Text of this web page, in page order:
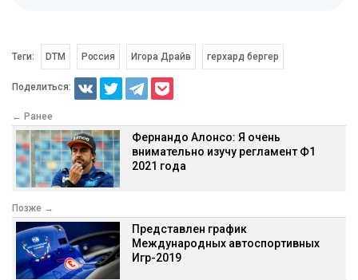
Теги: DTM Россия Игора Драйв герхард бергер
Поделиться:
← Ранее
Фернандо Алонсо: Я очень
внимательно изучу регламент Ф1
2021 года
Позже →
Представлен график
Международных автоспортивных
Игр-2019